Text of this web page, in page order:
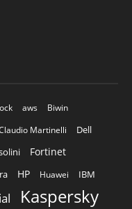
aws
Biwin
Martinelli Dell
Fortinet
HP Huawei IBM
Kaspersky